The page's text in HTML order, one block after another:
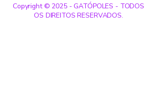
Copyright © 2025 - GATÓPOLES - TODOS
OS DIREITOS RESERVADOS.